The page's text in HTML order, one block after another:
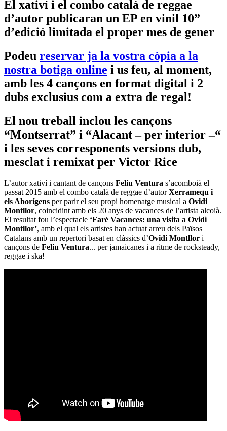
El xativí i el combo català de reggae
d’autor publicaran un EP en vinil 10”
d’edició limitada el proper mes de gener
Podeu reservar ja la vostra còpia a la
nostra botiga online i us feu, al moment,
amb les 4 cançons en format digital i 2
dubs exclusius com a extra de regal!
El nou treball inclou les cançons
“Montserrat” i “Alacant – per interior –“
i les seves corresponents versions dub,
mesclat i remixat per Victor Rice
L’autor xativí i cantant de cançons Feliu Ventura s’acomboià el
passat 2015 amb el combo català de reggae d’autorXerramequ i
els Aborígens per parir el seu propi homenatge musical a Ovidi
Montllor, coincidint amb els 20 anys de vacances de l’artista alcoià.
El resultat fou l’espectacle ‘Faré Vacances: una visita a Ovidi
Montllor’, amb el qual els artistes han actuat arreu dels Països
Catalans amb un repertori basat en clàssics d’Ovidi Montllor i
cançons de Feliu Ventura... per jamaicanes i a ritme de rocksteady,
reggae i ska!